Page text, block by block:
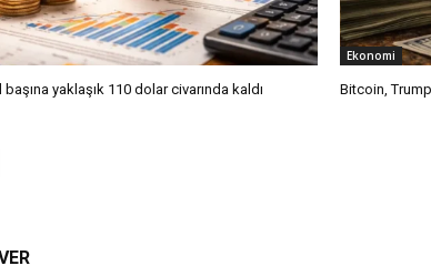
başına yaklaşık 110 dolar civarında kaldı
Ekonomi
Bitcoin,